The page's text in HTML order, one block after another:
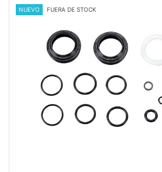
NUEVO FUERA DE STOCK